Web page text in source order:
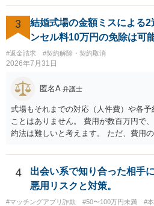
3
結婚式場の金額ミスによる2
ンセル料10万円の免除は可
#返金請求 #契約解除・契約取消
2026年7月31日
匿名A 弁護士
式場もそれまでの対応（人件費）や各
ことはありません。 費用が数百万円で
約法は難しいと考えます。 ただ、費用
ということになり、解約するのは理由
4
出会い系で知り合った相手
悪用リスクと対策。
#マッチングアプリ詐欺 #50〜100万円未満
#